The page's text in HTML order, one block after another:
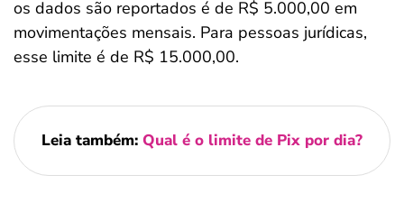
os dados são reportados é de R$ 5.000,00 em
movimentações mensais. Para pessoas jurídicas,
esse limite é de R$ 15.000,00.
Leia também: Qual é o limite de Pix por dia?